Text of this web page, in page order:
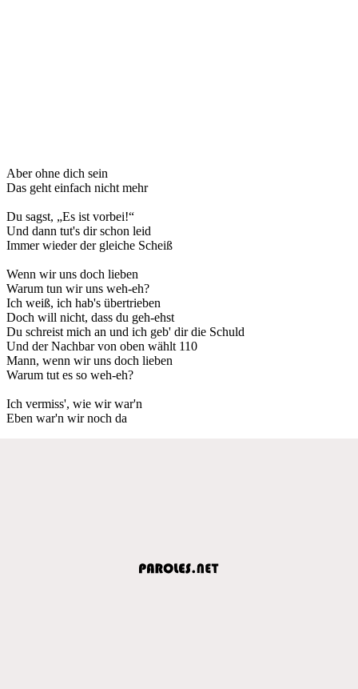
Aber ohne dich sein
Das geht einfach nicht mehr
Du sagst, „Es ist vorbei!“
Und dann tut's dir schon leid
Immer wieder der gleiche Scheiß
Wenn wir uns doch lieben
Warum tun wir uns weh-eh?
Ich weiß, ich hab's übertrieben
Doch will nicht, dass du geh-ehst
Du schreist mich an und ich geb' dir die Schuld
Und der Nachbar von oben wählt 110
Mann, wenn wir uns doch lieben
Warum tut es so weh-eh?
Ich vermiss', wie wir war'n
Eben war'n wir noch da